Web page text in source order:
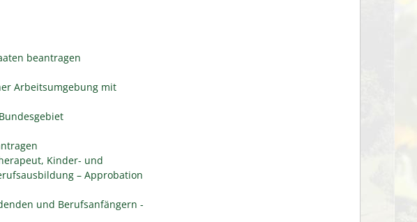
beantragen
Arbeitsumgebung mit
Kinder- und
– Approbation
und Berufsanfängern -